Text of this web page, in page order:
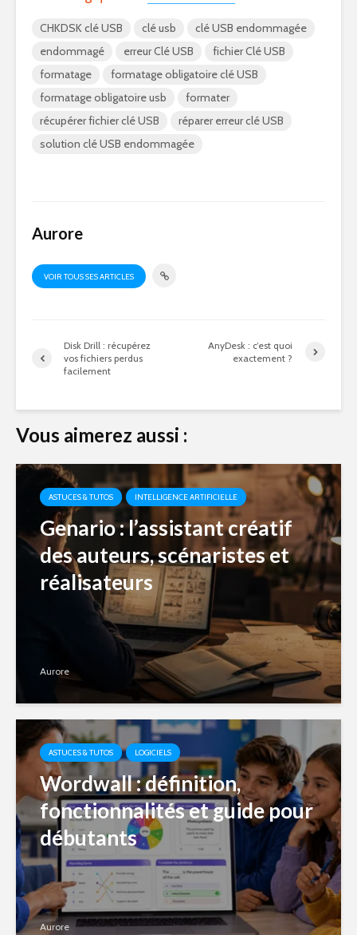
CHKDSK clé USB clé usb
clé USB endommagée
endommagé
erreur Clé USB
fichier Clé USB
formatage
formatage obligatoire clé USB
formatage obligatoire usb
formater
récupérer fichier clé USB
réparer erreur clé USB
solution clé USB endommagée
Aurore
VOIR TOUS SES ARTICLES
Disk Drill : récupérez
vos fichiers perdus
facilement
AnyDesk : c’est quoi
exactement ?
Vous aimerez aussi :
ASTUCES & TUTOS INTELLIGENCE ARTIFICIELLE
Genario : l’assistant créatif
des auteurs, scénaristes et
réalisateurs
Aurore
ASTUCES & TUTOS LOGICIELS
Wordwall : définition,
fonctionnalités et guide pour
débutants
Aurore